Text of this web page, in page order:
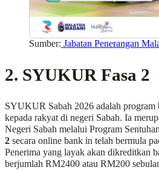
Sumber: Jabatan Penerangan
2. SYUKUR Fasa 2
SYUKUR Sabah 2026 adalah program
kepada rakyat di negeri Sabah. Ia
Negeri Sabah melalui Program
2 secara online bank in telah bermula
Penerima yang layak akan dikreditkan
berjumlah RM2400 atau RM200